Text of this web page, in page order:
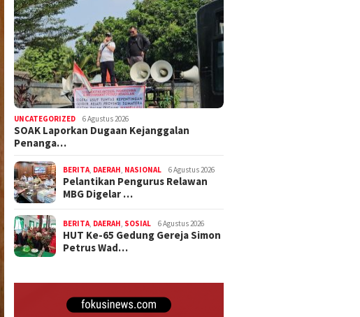
UNCATEGORIZED 6 Agustus 2026
SOAK Laporkan Dugaan Kejanggalan
Penanga…
BERITA, DAERAH, NASIONAL 6 Agustus 2026
Pelantikan Pengurus Relawan
MBG Digelar …
BERITA, DAERAH, SOSIAL 6 Agustus 2026
HUT Ke-65 Gedung Gereja Simon
Petrus Wad…